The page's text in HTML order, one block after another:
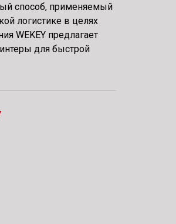
способ, применяемый
логистике в целях
WEKEY предлагает
для быстрой